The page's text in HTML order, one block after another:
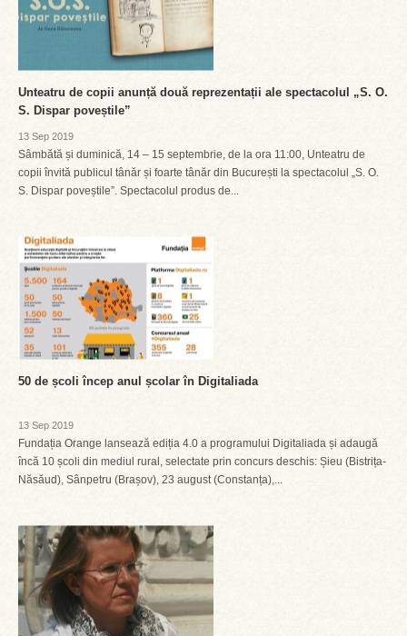
Unteatru de copii anunță două reprezentații ale spectacolul „S. O.
S. Dispar poveștile”
13 Sep 2019
Sâmbătă și duminică, 14 – 15 septembrie, de la ora 11:00, Unteatru de
copii învită publicul tânăr și foarte tânăr din București la spectacolul „S. O.
S. Dispar poveștile”. Spectacolul produs de...
50 de școli încep anul școlar în Digitaliada
13 Sep 2019
Fundația Orange lansează ediția 4.0 a programului Digitaliada și adaugă
încă 10 școli din mediul rural, selectate prin concurs deschis: Șieu (Bistrița-
Năsăud), Sânpetru (Brașov), 23 august (Constanța),...